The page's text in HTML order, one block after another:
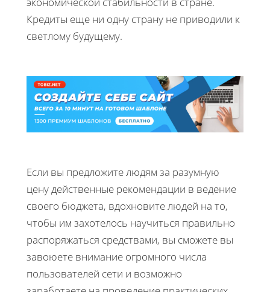
Кредиты еще ни одну страну не приводили к
светлому будущему.
Если вы предложите людям за разумную
цену действенные рекомендации в ведение
своего бюджета, вдохновите людей на то,
чтобы им захотелось научиться правильно
распоряжаться средствами, вы сможете вы
завоюете внимание огромного числа
пользователей сети и возможно